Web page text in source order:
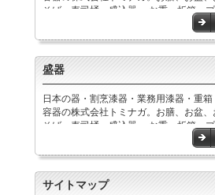
そば・寿司桶、盛込器,、お重、折箱、
盛器
日本の器・割烹漆器・業務用漆器・重箱
容器の株式会社トミナガ。お膳、お盆、
そば・寿司桶、盛込器,、お重、折箱、
サイトマップ